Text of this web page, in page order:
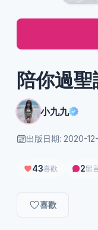
陪你過
小九九
出版日期: 2020-12-
43喜歡 2留
喜歡